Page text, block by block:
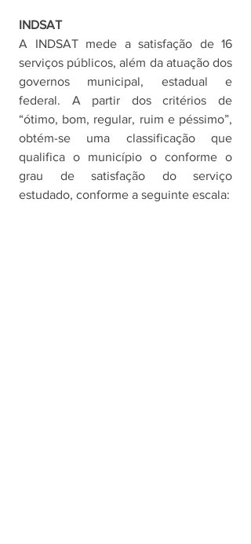
INDSAT
A INDSAT mede a satisfação de 16
serviços públicos, além da atuação dos
governos municipal, estadual e
federal. A partir dos critérios de
“ótimo, bom, regular, ruim e péssimo”,
obtém-se uma classificação que
qualifica o município o conforme o
grau de satisfação do serviço